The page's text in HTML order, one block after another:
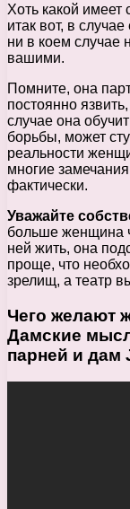
Хоть какой имеет
итак вот, в
ни в коем случае
вашими.
Помните, она
постоянно
случае она
борьбы, может
реальности
многие
фактически.
Уважайте
больше женщина
ней жить, она
проще, что
зрелищ, а театр
Чего желают
Дамские
парней и дам